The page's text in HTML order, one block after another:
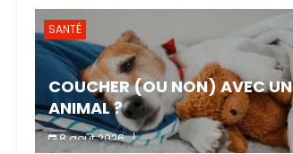
SANTÉ
COUCHER (OU NON) AVEC UN
ANIMAL ?
8 août 2026